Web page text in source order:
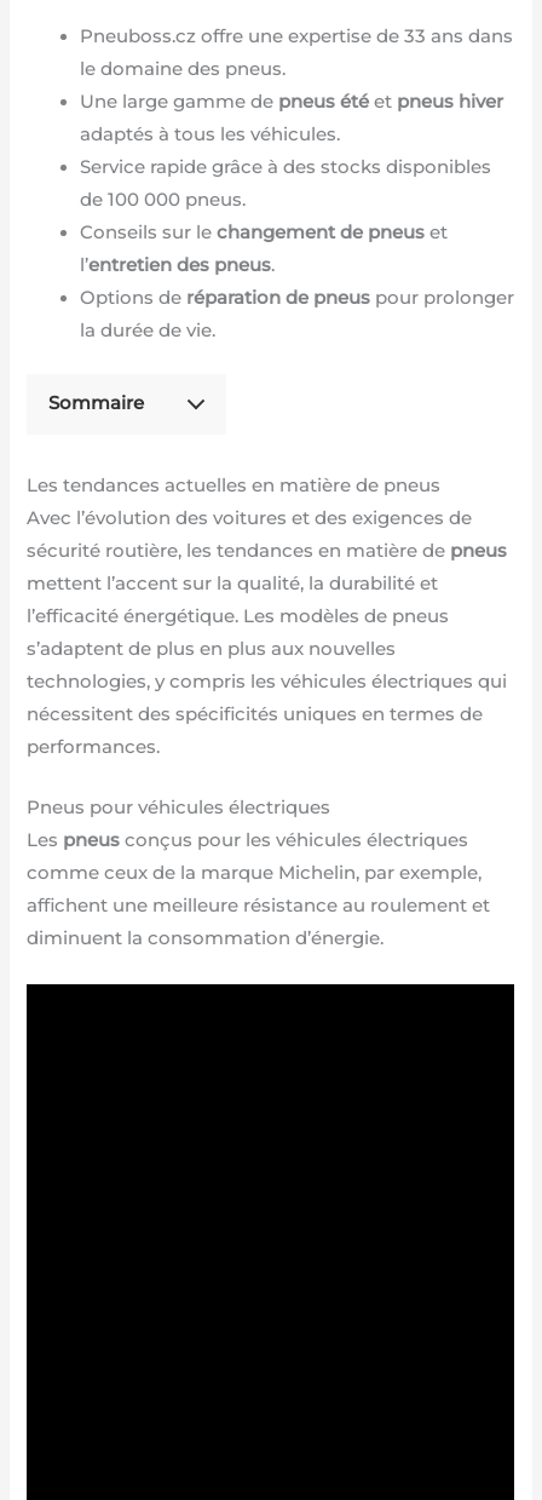
Pneuboss.cz offre une expertise de 33 ans dans
le domaine des pneus.
Une large gamme de pneus été et pneus hiver
adaptés à tous les véhicules.
Service rapide grâce à des stocks disponibles
de 100 000 pneus.
Conseils sur lechangement de pneus et
l’entretien des pneus.
Options de réparation de pneus pour prolonger
la durée de vie.
Sommaire
Les tendances actuelles en matière de pneus
Avec l’évolution des voitures et des exigences de
sécurité routière, les tendances en matière de pneus
mettent l’accent sur la qualité, la durabilité et
l’efficacité énergétique. Les modèles de pneus
s’adaptent de plus en plus aux nouvelles
technologies, y compris les véhicules électriques qui
nécessitent des spécificités uniques en termes de
performances.
Pneus pour véhicules électriques
Les pneus conçus pour les véhicules électriques
comme ceux de la marque Michelin, par exemple,
affichent une meilleure résistance au roulement et
diminuent la consommation d’énergie.